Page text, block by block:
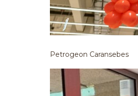
Petrogeon Caransebes